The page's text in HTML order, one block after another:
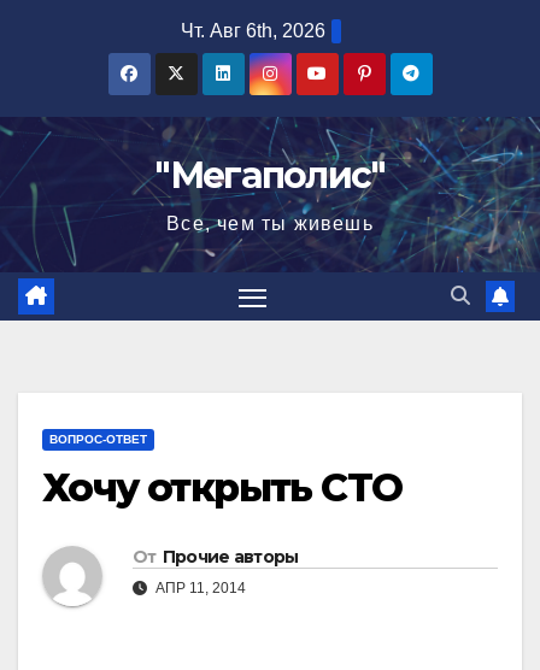
Чт. Авг 6th, 2026
"Мегаполис"
Все, чем ты живешь
ВОПРОС-ОТВЕТ
Хочу открыть СТО
От Прочие авторы
АПР 11, 2014